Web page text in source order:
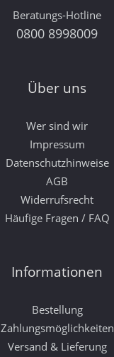
Beratungs-Hotline
0800 8998009
Über uns
Wer sind wir
Impressum
Datenschutzhinweise
AGB
Widerrufsrecht
Häufige Fragen / FAQ
Informationen
Bestellung
Zahlungsmöglichkeiten
Versand & Lieferung